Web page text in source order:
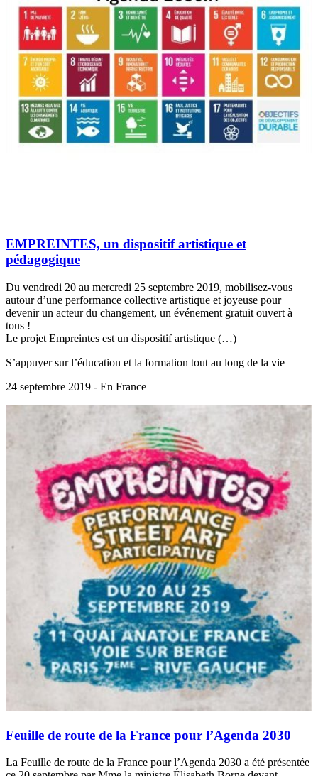
EMPREINTES, un dispositif artistique et
pédagogique
Du vendredi 20 au mercredi 25 septembre 2019, mobilisez-vous
autour d’une performance collective artistique et joyeuse pour
devenir un acteur du changement, un événement gratuit ouvert à
tous !
Le projet Empreintes est un dispositif artistique (…)
S’appuyer sur l’éducation et la formation tout au long de la vie
24 septembre 2019 - En France
Feuille de route de la France pour l’Agenda 2030
La Feuille de route de la France pour l’Agenda 2030 a été présentée